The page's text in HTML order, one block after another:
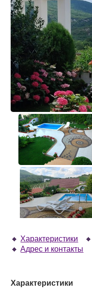
Характеристики
Адрес и контакты
Характеристики